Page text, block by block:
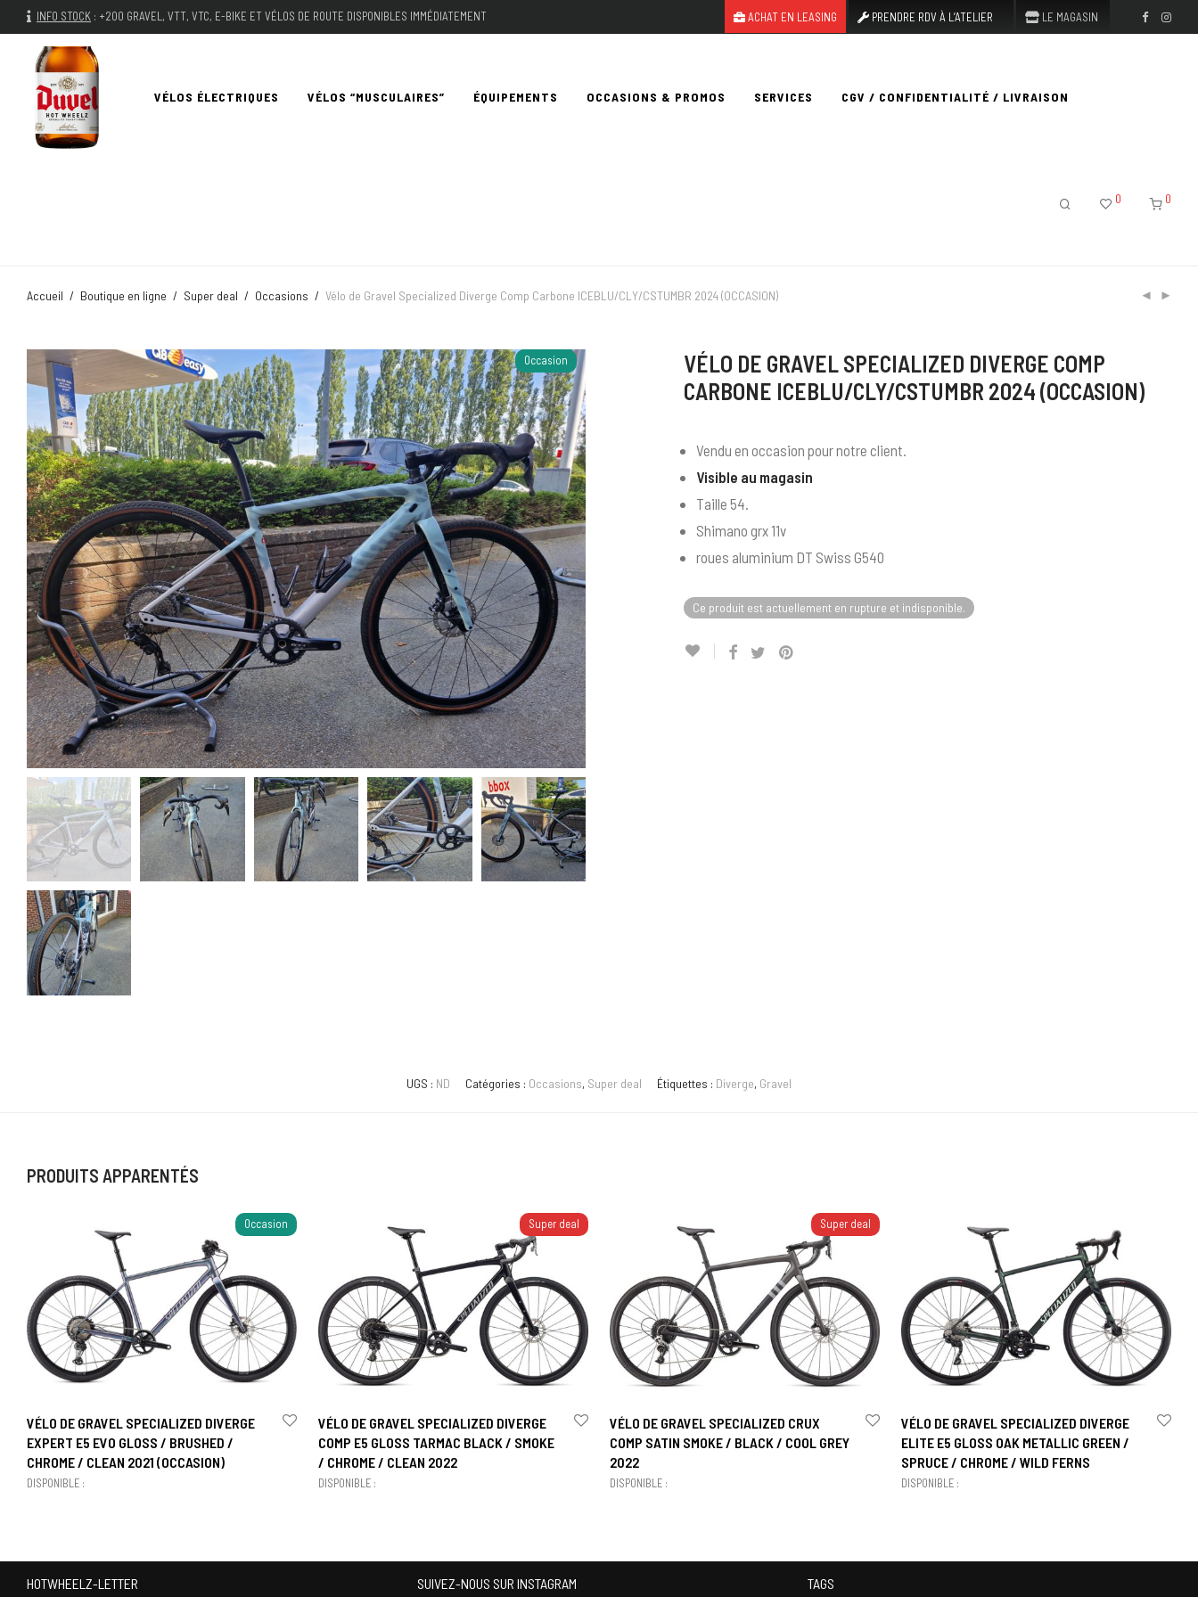
INFO STOCK : +200 GRAVEL, VTT, VTC, E-BIKE ET VÉLOS DE ROUTE DISPONIBLES IMMÉDIATEMENT ACHAT EN LEASING PRENDRE RDV À L’ATELIER LE MAGASIN
VÉLOS ÉLECTRIQUES VÉLOS “MUSCULAIRES” ÉQUIPEMENTS OCCASIONS & PROMOS SERVICES CGV / CONFIDENTIALITÉ / LIVRAISON
0 0
Accueil / Boutique en ligne / Super deal / Occasions / Vélo de Gravel Specialized Diverge Comp Carbone ICEBLU/CLY/CSTUMBR 2024 (OCCASION)
Occasion
VÉLO DE GRAVEL SPECIALIZED DIVERGE COMP
CARBONE ICEBLU/CLY/CSTUMBR 2024 (OCCASION)
Vendu en occasion pour notre client.
Visible au magasin
Taille 54.
Shimano grx 11v
roues aluminium DT Swiss G540
Ce produit est actuellement en rupture et indisponible.
UGS : ND Catégories : Occasions, Super deal Étiquettes : Diverge, Gravel
PRODUITS APPARENTÉS
Occasion
VÉLO DE GRAVEL SPECIALIZED DIVERGE
EXPERT E5 EVO GLOSS / BRUSHED /
CHROME / CLEAN 2021 (OCCASION)
DISPONIBLE :
Super deal
VÉLO DE GRAVEL SPECIALIZED DIVERGE
COMP E5 GLOSS TARMAC BLACK / SMOKE
/ CHROME / CLEAN 2022
DISPONIBLE :
Super deal
VÉLO DE GRAVEL SPECIALIZED CRUX
COMP SATIN SMOKE / BLACK / COOL GREY
2022
DISPONIBLE :
VÉLO DE GRAVEL SPECIALIZED DIVERGE
ELITE E5 GLOSS OAK METALLIC GREEN /
SPRUCE / CHROME / WILD FERNS
DISPONIBLE :
HOTWHEELZ-LETTER SUIVEZ-NOUS SUR INSTAGRAM TAGS